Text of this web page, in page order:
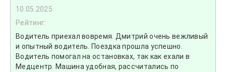
10.05.2025
Рейтинг:
Водитель приехал вовремя. Дмитрий очень вежливый
и опытный водитель. Поездка прошла успешно.
Водитель помогал на остановках, так как ехали в
Медцентр. Машина удобная, рассчитались по